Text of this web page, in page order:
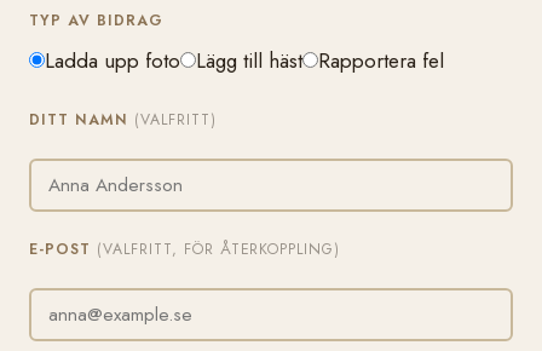
TYP AV BIDRAG
Ladda upp foto Lägg till häst Rapportera fel
DITT NAMN (VALFRITT)
E-POST (VALFRITT, FÖR ÅTERKOPPLING)